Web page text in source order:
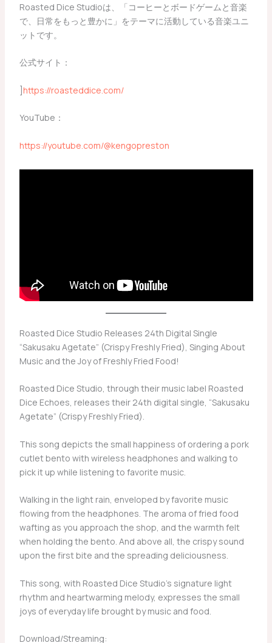
Roasted Dice Studioは、「コーヒーとボードゲームと音楽
で、日常をもっと豊かに」をテーマに活動している音楽ユニ
ットです。
公式サイト：
]https://roasteddice.com/
YouTube：
https://youtube.com/@kengopreston
Roasted Dice Studio Releases 24th Digital Single
“Sakusaku Agetate” (Crispy Freshly Fried), Singing About
Music and the Joy of Freshly Fried Food!
Roasted Dice Studio, through their music label Roasted
Dice Echoes, releases their 24th digital single, “Sakusaku
Agetate” (Crispy Freshly Fried).
This song depicts the small happiness of ordering a pork
cutlet bento with wireless headphones and walking to
pick it up while listening to favorite music.
Walking in the light rain, enveloped by favorite music
flowing from the headphones. The aroma of fried food
wafting as you approach the shop, and the warmth felt
when holding the bento. And above all, the crispy sound
upon the first bite and the spreading deliciousness.
This song, with Roasted Dice Studio’s signature light
rhythm and heartwarming melody, expresses the small
joys of everyday life brought by music and food.
Download/Streaming: